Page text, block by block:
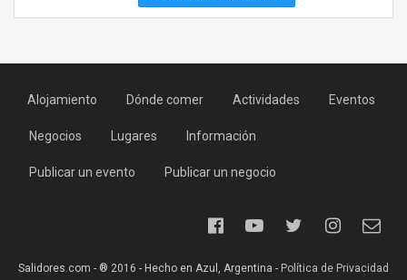
Alojamiento Dónde comer Actividades Eventos
Negocios Lugares Información
Publicar un evento Publicar un negocio
Salidores.com - ® 2016 - Hecho en Azul, Argentina - Política de Privacidad